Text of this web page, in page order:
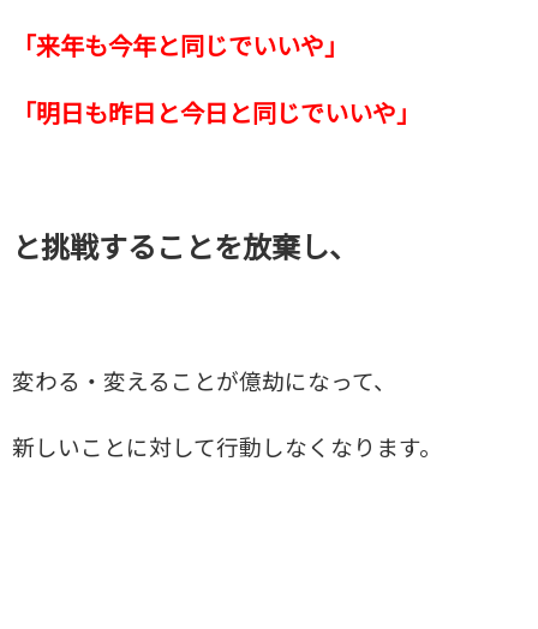
「来年も今年と同じでいいや」
「明日も昨日と今日と同じでいいや」
と挑戦することを放棄し、
変わる・変えることが億劫になって、
新しいことに対して行動しなくなります。